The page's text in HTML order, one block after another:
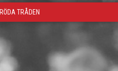
RÖDA TRÅDEN